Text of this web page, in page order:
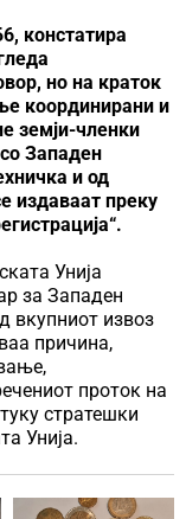
констатира
но на краток
координирани и
земји-членки
Западен
и од
издаваат преку
Унија
за Западен
вкупниот извоз
причина,
проток на
стратешки
Унија.